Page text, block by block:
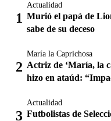
Actualidad
Murió el papá de
sabe de su deceso
María la Caprichosa
Actriz de ‘María, la
hizo en ataúd:
Actualidad
Futbolistas de